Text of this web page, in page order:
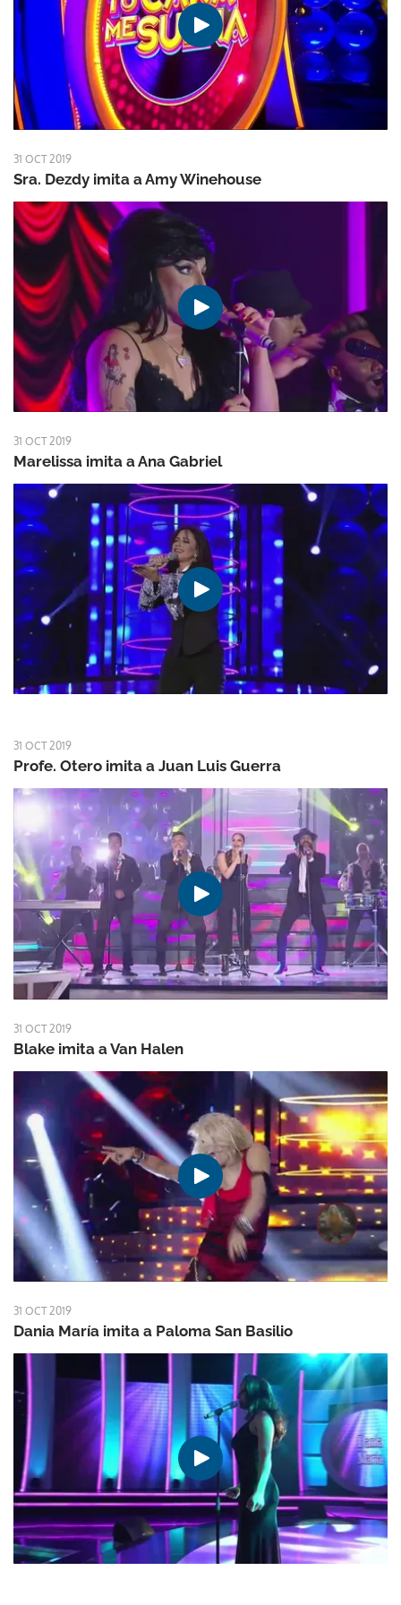
31 OCT 2019
Sra. Dezdy imita a Amy Winehouse
31 OCT 2019
Marelissa imita a Ana Gabriel
31 OCT 2019
Profe. Otero imita a Juan Luis Guerra
31 OCT 2019
Blake imita a Van Halen
31 OCT 2019
Dania María imita a Paloma San Basilio